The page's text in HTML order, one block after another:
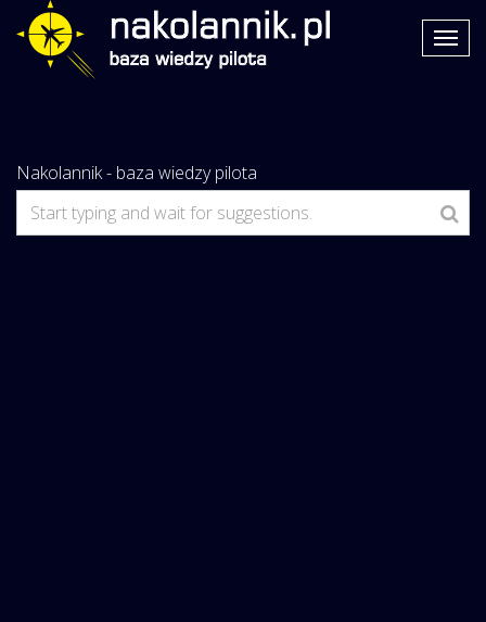
Nakolannik - baza wiedzy pilota